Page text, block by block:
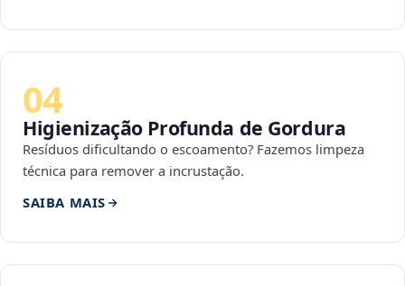
04
Higienização Profunda de Gordura
Resíduos dificultando o escoamento? Fazemos limpeza
técnica para remover a incrustação.
SAIBA MAIS